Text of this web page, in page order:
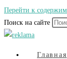
Перейти к
Поиск на сайте
Главная